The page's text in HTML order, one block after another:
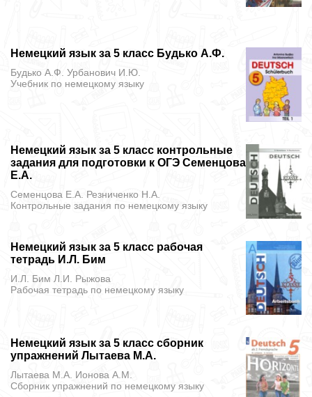
Немецкий язык за 5 класс Будько А.Ф.
Будько А.Ф. Урбанович И.Ю.
Учебник по немецкому языку
Немецкий язык за 5 класс контрольные
задания для подготовки к ОГЭ Семенцова
Е.А.
Семенцова Е.А. Резниченко Н.А.
Контрольные задания по немецкому языку
Немецкий язык за 5 класс рабочая
тетрадь И.Л. Бим
И.Л. Бим Л.И. Рыжова
Рабочая тетрадь по немецкому языку
Немецкий язык за 5 класс сборник
упражнений Лытаева М.А.
Лытаева М.А. Ионова А.М.
Сборник упражнений по немецкому языку